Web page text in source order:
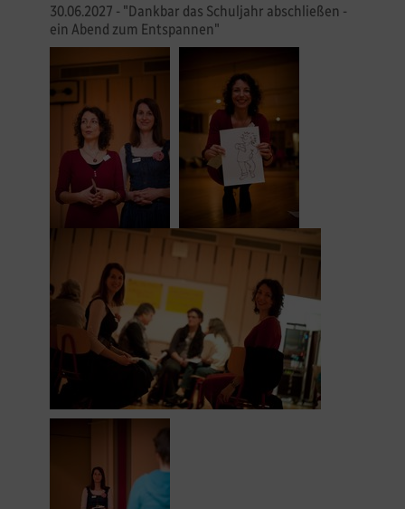
30.06.2027 - "Dankbar das Schuljahr abschließen -
ein Abend zum Entspannen"